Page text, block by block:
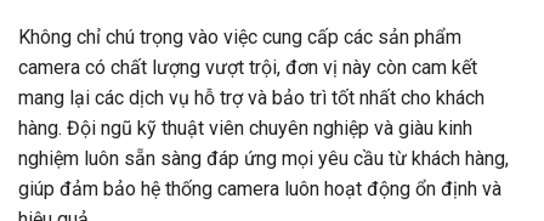
Không chỉ chú trọng vào việc cung cấp các sản phẩm
camera có chất lượng vượt trội, đơn vị này còn cam kết
mang lại các dịch vụ hỗ trợ và bảo trì tốt nhất cho khách
hàng. Đội ngũ kỹ thuật viên chuyên nghiệp và giàu kinh
nghiệm luôn sẵn sàng đáp ứng mọi yêu cầu từ khách hàng,
giúp đảm bảo hệ thống camera luôn hoạt động ổn định và